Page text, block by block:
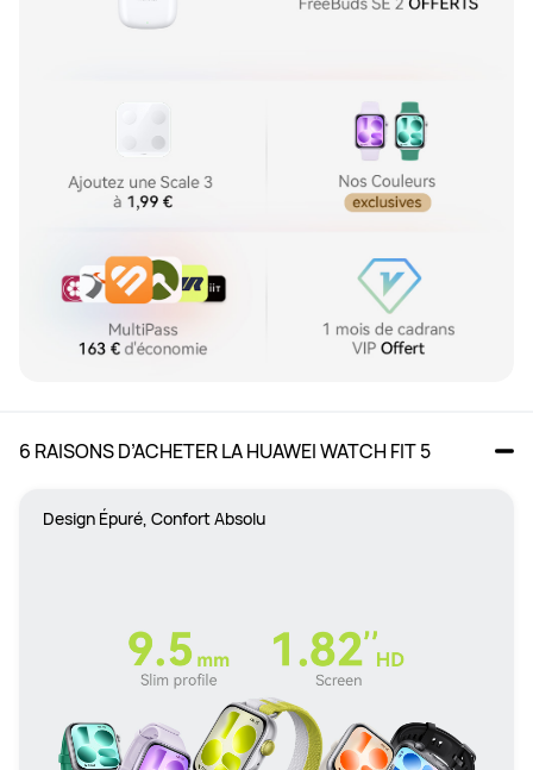
6 RAISONS D’ACHETER LA HUAWEI WATCH FIT 5
Design Épuré, Confort Absolu